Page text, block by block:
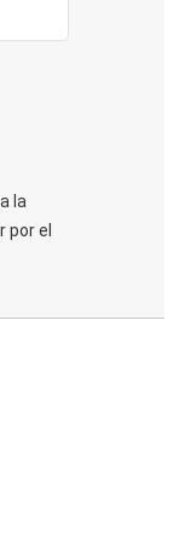
la
por el